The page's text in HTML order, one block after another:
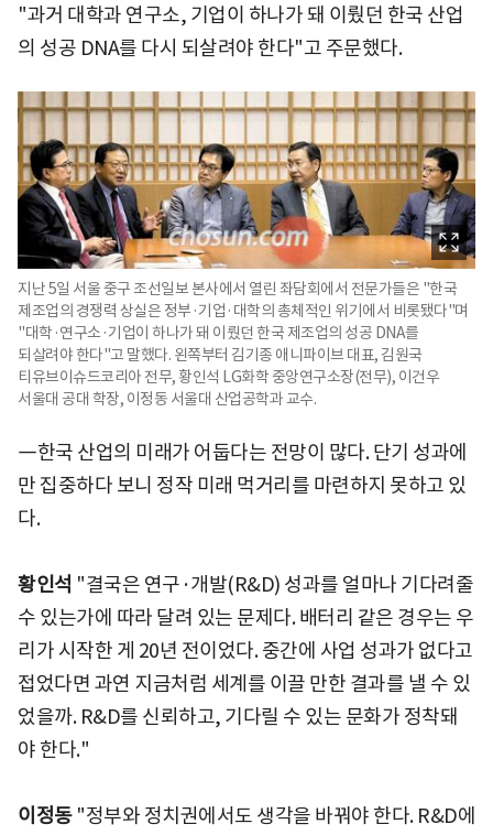
"과거 대학과 연구소, 기업이 하나가 돼 이뤘던 한국 산업
의 성공 DNA를 다시 되살려야 한다"고 주문했다.
지난 5일 서울 중구 조선일보 본사에서 열린 좌담회에서 전문가들은 "한국
제조업의 경쟁력 상실은 정부·기업·대학의 총체적인 위기에서 비롯됐다"며
"대학·연구소·기업이 하나가 돼 이뤘던 한국 제조업의 성공 DNA를
되살려야 한다"고 말했다. 왼쪽부터 김기종 애니파이브 대표, 김원국
티유브이슈드코리아 전무, 황인석 LG화학 중앙연구소장(전무), 이건우
서울대 공대 학장, 이정동 서울대 산업공학과 교수.
―한국 산업의 미래가 어둡다는 전망이 많다. 단기 성과에
만 집중하다 보니 정작 미래 먹거리를 마련하지 못하고 있
다.
황인석 "결국은 연구·개발(R&D) 성과를 얼마나 기다려줄
수 있는가에 따라 달려 있는 문제다. 배터리 같은 경우는 우
리가 시작한 게 20년 전이었다. 중간에 사업 성과가 없다고
접었다면 과연 지금처럼 세계를 이끌 만한 결과를 낼 수 있
었을까. R&D를 신뢰하고, 기다릴 수 있는 문화가 정착돼
야 한다."
이정동"정부와 정치권에서도 생각을 바꿔야 한다. R&D에